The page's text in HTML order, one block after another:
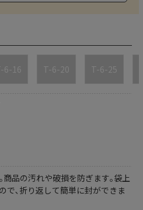
6-16 T-6-20 T-6-25
品の汚れや破損を防ぎます｡袋上
で､折り返して簡単に封ができま